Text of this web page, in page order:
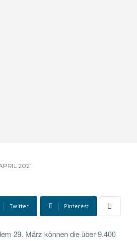
2021
Twitter Pinterest
29. März können die über 9.400